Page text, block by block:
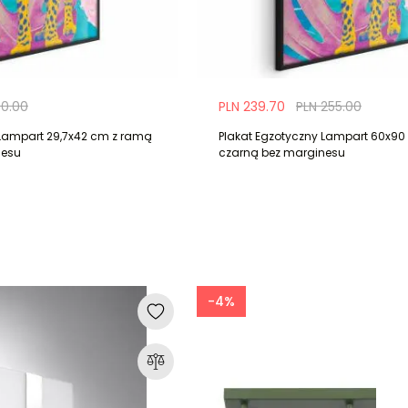
29,7x42 cm z ramą
PLN 255.00
PLN 239.70
Plakat Egzotyczny Lampart
czarną bez marginesu
-4%